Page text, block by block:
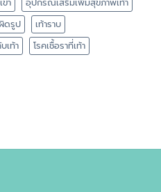
า
อุปกรณ์เสริมเพิ่มสุขภาพเท้า
ดรูป
เท้าราบ
เท้า
โรคเชื้อราที่เท้า